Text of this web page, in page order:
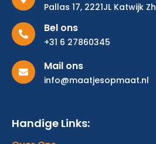
Pallas 17, 2221JL Katwijk Zh
Bel ons
+31 6 27860345
Mail ons
info@maatjesopmaat.nl
Handige Links: